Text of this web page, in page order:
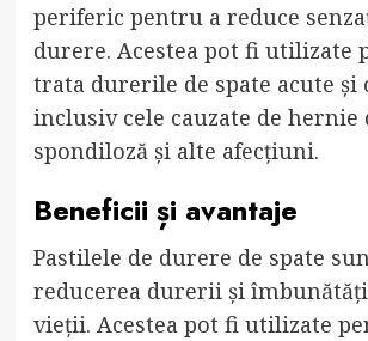
periferic pentru a reduce
durere. Acestea pot fi utilizate
trata durerile de spate acute și
inclusiv cele cauzate de hernie
spondiloză și alte afecțiuni.
Beneficii și avantaje
Pastilele de durere de spate
reducerea durerii și
vieții. Acestea pot fi utilizate